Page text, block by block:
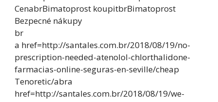
CenabrBimatoprost koupitbrBimatoprost
Bezpecné nákupy
br
a href=http://santales.com.br/2018/08/19/no-
prescription-needed-atenolol-chlorthalidone-
farmacias-online-seguras-en-seville/cheap
Tenoretic/abra
href=http://santales.com.br/2018/08/19/we-